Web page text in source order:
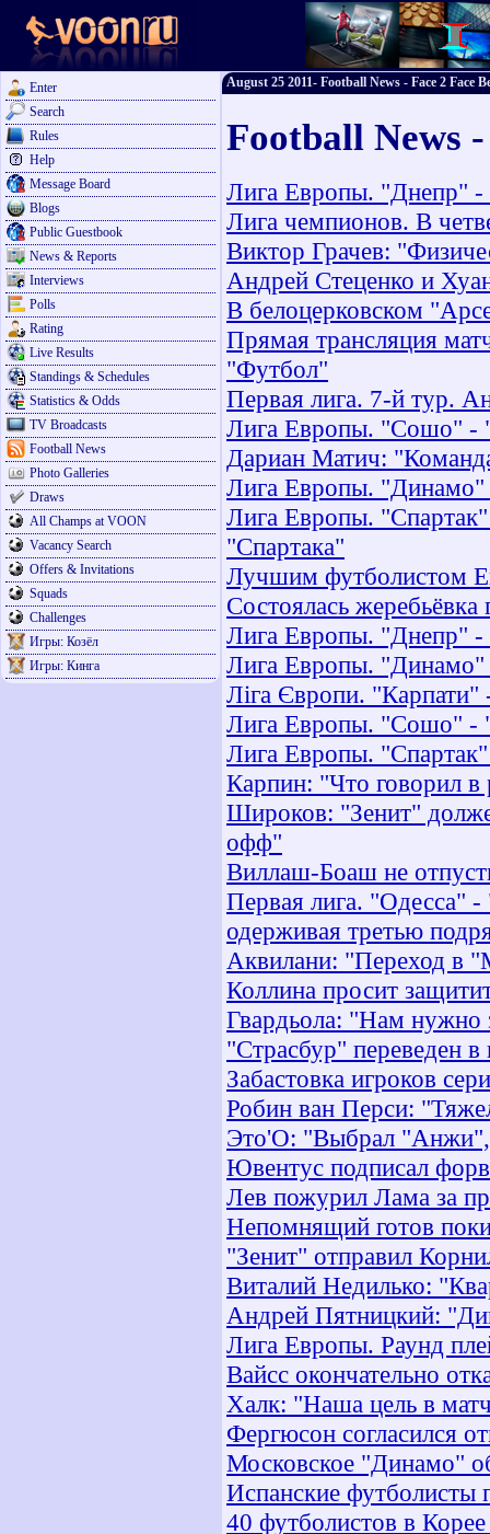
Enter
Search
Rules
Help
Message Board
Blogs
Public Guestbook
News & Reports
Interviews
Polls
Rating
Live Results
Standings & Schedules
Statistics & Odds
TV Broadcasts
Football News
Photo Galleries
Draws
All Champs at VOON
Vacancy Search
Offers & Invitations
Squads
Challenges
Игры: Козёл
Игры: Кинга
August 25 2011- Football News - Face 2 Face
Football News
Лига Европы. "Днепр"
Лига чемпионов. В
Виктор Грачев:
Андрей Стеценко и
В белоцерковском
Прямая трансляция
"Футбол"
Первая лига. 7-й тур.
Лига Европы. "Сошо" -
Дариан Матич:
Лига Европы. "Динамо"
Лига Европы.
"Спартака"
Лучшим футболистом
Состоялась
Лига Европы. "Днепр"
Лига Европы. "Динамо"
Ліга Європи. "Карпати"
Лига Европы. "Сошо" -
Лига Европы.
Карпин: "Что говорил в
Широков: "Зенит"
офф"
Виллаш-Боаш не
Первая лига. "Одесса"
одерживая третью
Аквилани: "Переход в
Коллина просит
Гвардьола: "Нам нужно
"Страсбур" переведен
Забастовка игроков
Робин ван Перси:
Это'О: "Выбрал "Анжи",
Ювентус подписал
Лев пожурил Лама за
Непомнящий готов
"Зенит" отправил
Виталий Недилько:
Андрей Пятницкий:
Лига Европы. Раунд
Вайсс окончательно
Халк: "Наша цель в
Фергюсон согласился
Московское "Динамо"
Испанские футболисты
40 футболистов в